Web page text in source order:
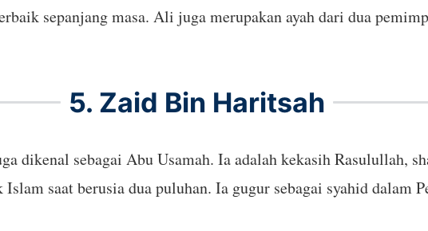
sepanjang masa. Ali juga merupakan ayah dari dua
5. Zaid Bin Haritsah
dikenal sebagai Abu Usamah. Ia adalah kekasih Rasulullah,
saat berusia dua puluhan. Ia gugur sebagai syahid dalam